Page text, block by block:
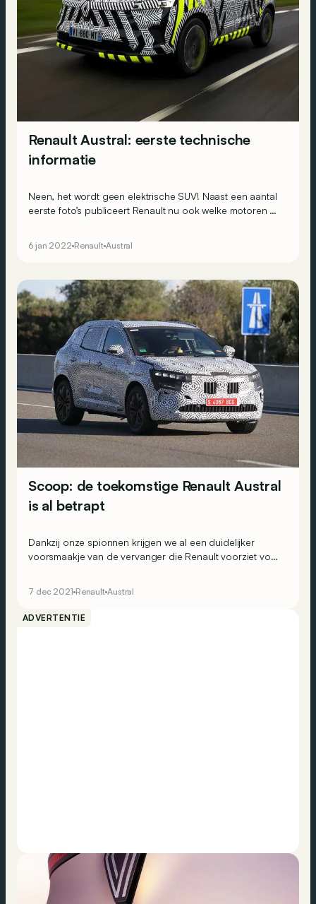
Renault Austral: eerste technische
informatie
Neen, het wordt geen elektrische SUV! Naast een aantal
eerste foto’s publiceert Renault nu ook welke motoren er
6 jan 2022 Renault Austral
Scoop: de toekomstige Renault Austral
is al betrapt
Dankzij onze spionnen krijgen we al een duidelijker
voorsmaakje van de vervanger die Renault voorziet voor
7 dec 2021 Renault Austral
ADVERTENTIE